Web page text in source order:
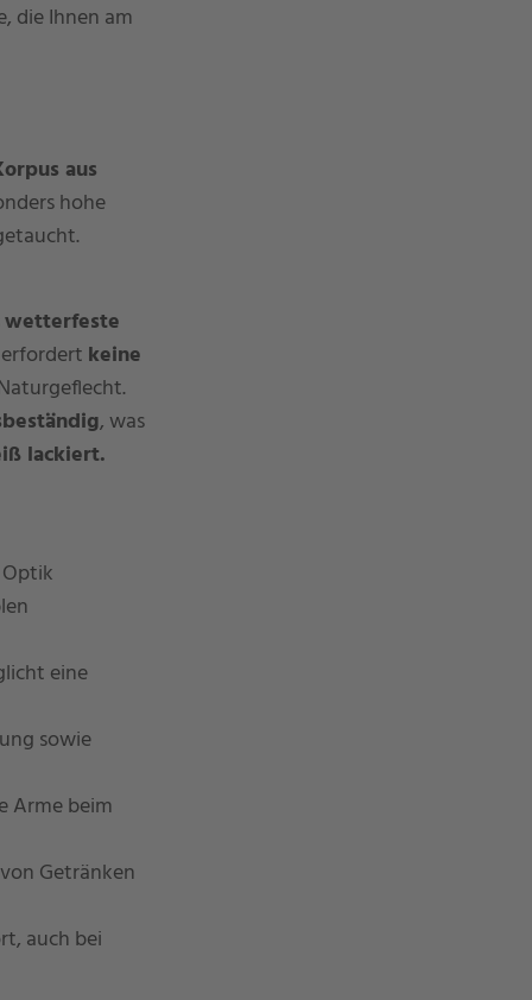
die Ihnen am
aus
hohe
wetterfeste
keine
, was
lackiert.
eine
sowie
Arme beim
Getränken
auch bei